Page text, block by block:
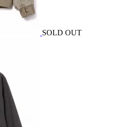
SOLD OUT